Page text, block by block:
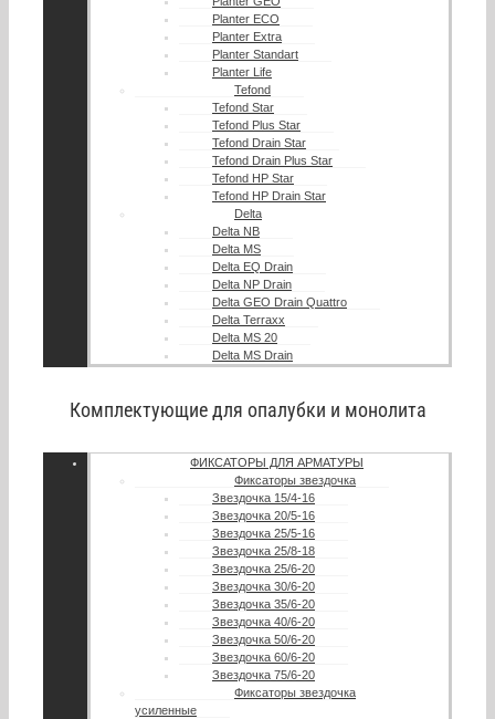
Planter ECO
Planter Extra
Planter Standart
Planter Life
Tefond
Tefond Star
Tefond Plus Star
Tefond Drain Star
Tefond Drain Plus Star
Tefond HP Star
Tefond HP Drain Star
Delta
Delta NB
Delta MS
Delta EQ Drain
Delta NP Drain
Delta GEO Drain Quattro
Delta Terraxx
Delta MS 20
Delta MS Drain
Комплектующие для опалубки и монолита
ФИКСАТОРЫ ДЛЯ АРМАТУРЫ
Фиксаторы звездочка
Звездочка 15/4-16
Звездочка 20/5-16
Звездочка 25/5-16
Звездочка 25/8-18
Звездочка 25/6-20
Звездочка 30/6-20
Звездочка 35/6-20
Звездочка 40/6-20
Звездочка 50/6-20
Звездочка 60/6-20
Звездочка 75/6-20
Фиксаторы звездочка
усиленные